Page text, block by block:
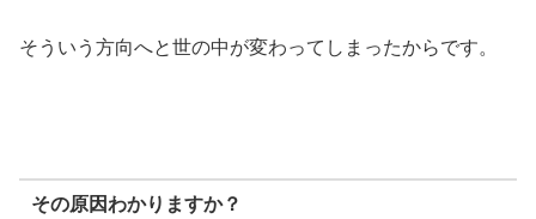
そういう方向へと世の中が変わってしまったからです。
その原因わかりますか？